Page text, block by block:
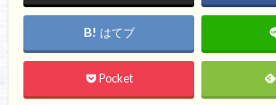
はてブ
Pocket